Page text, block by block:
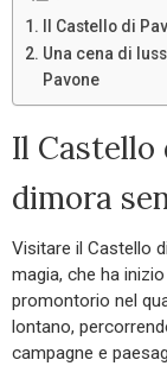
Il Castello di
Una cena di
Pavone
Il Castello
dimora
Visitare il Castello
magia, che ha
promontorio nel
lontano,
campagne e